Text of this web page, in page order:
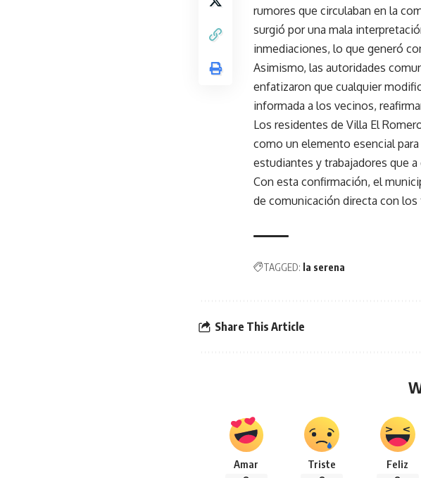
rumores que circulaban en la
surgió por una mala
inmediaciones, lo que generó
Asimismo, las autoridades
enfatizaron que cualquier
informada a los vecinos,
Los residentes de Villa El
como un elemento esencial
estudiantes y trabajadores que
Con esta confirmación, el
de comunicación directa con
TAGGED: la serena
Share This Article
Amar Triste Feliz